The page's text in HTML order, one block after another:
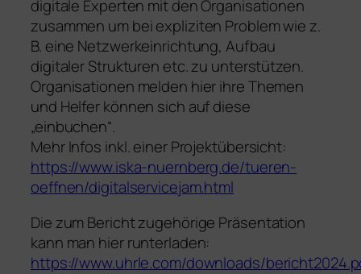
digitale Experten mit den Organisationen
zusammen um bei expliziten Problem wie z.
B. eine Netzwerkeinrichtung, Aufbau
digitaler Strukturen etc. zu unterstützen.
Organisationen melden hier ihre Themen
und Helfer können sich auf diese
„einbuchen“.
Mehr Infos inkl. einer Projektübersicht:
https://www.iska-nuernberg.de/tueren-
oeffnen/digitalservicejam.html
Die zum Bericht zugehörige Präsentation
kann man hier runterladen:
https://www.uhrle.com/downloads/